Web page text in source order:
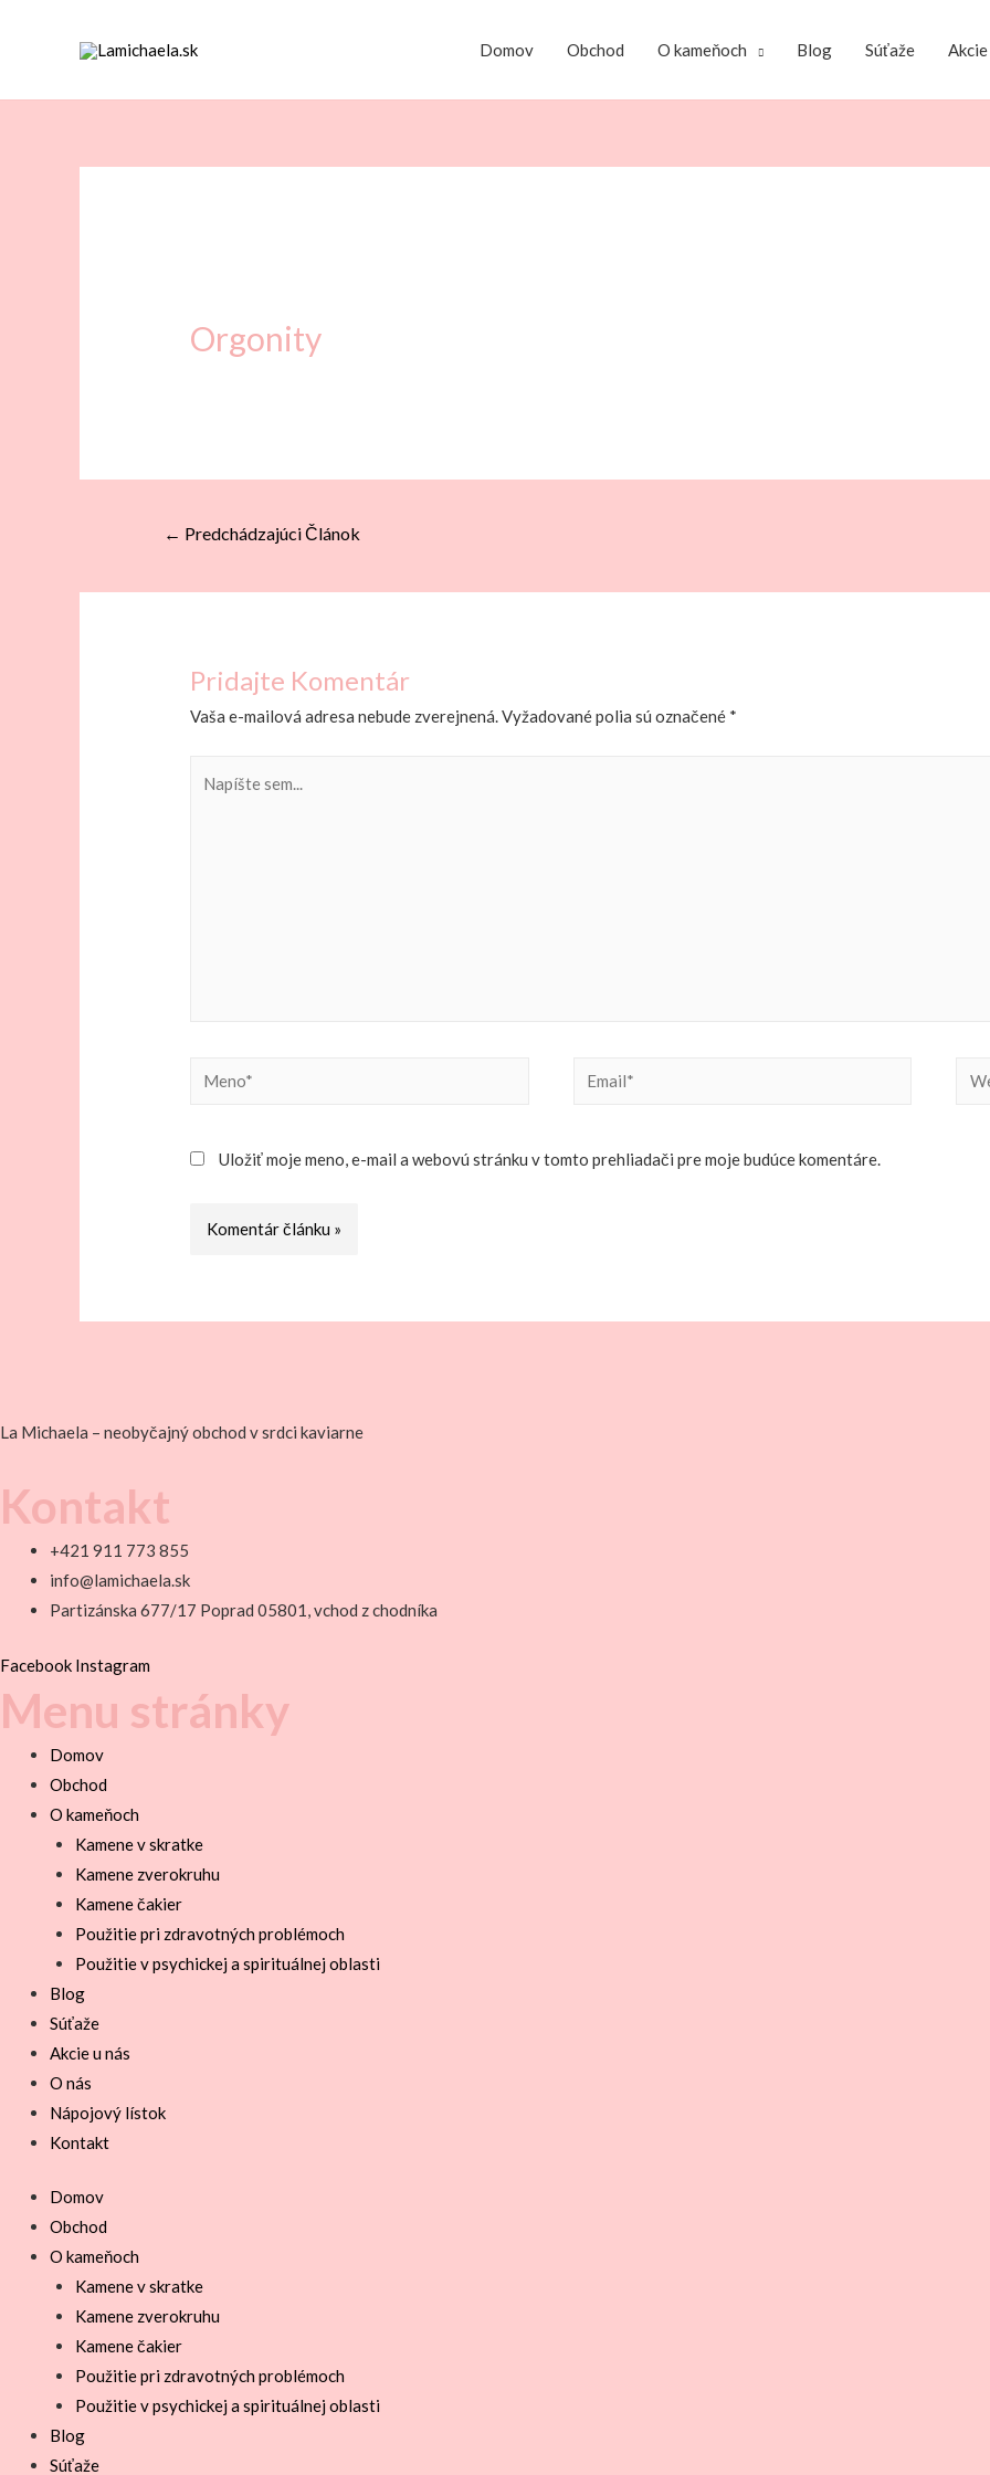
Domov Obchod O kameňoch Blog Súťaže Akcie
Orgonity
Navigácia
v
článku
← Predchádzajúci Článok
Pridajte Komentár
Vaša e-mailová adresa nebude zverejnená. Vyžadované polia sú označené *
sem...
Meno* Email*
Uložiť moje meno, e-mail a webovú stránku v tomto prehliadači pre moje budúce komentáre.
La Michaela – neobyčajný obchod v srdci kaviarne
Kontakt
+421 911 773 855
info@lamichaela.sk
Partizánska 677/17 Poprad 05801, vchod z chodníka
Facebook Instagram
Menu stránky
Domov
Obchod
O kameňoch
Kamene v skratke
Kamene zverokruhu
Kamene čakier
Použitie pri zdravotných problémoch
Použitie v psychickej a spirituálnej oblasti
Blog
Súťaže
Akcie u nás
O nás
Nápojový lístok
Kontakt
Domov
Obchod
O kameňoch
Kamene v skratke
Kamene zverokruhu
Kamene čakier
Použitie pri zdravotných problémoch
Použitie v psychickej a spirituálnej oblasti
Blog
Súťaže